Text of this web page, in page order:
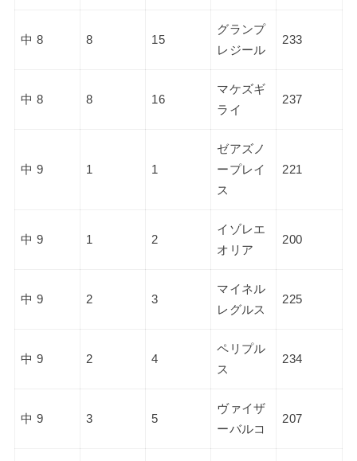
中 8 8 15
グランプ
レジール
233
中 8 8 16
マケズギ
ライ
237
中 9 1 1
ゼアズノ
ープレイ
ス
221
中 9 1 2
イゾレエ
オリア
200
中 9 2 3
マイネル
レグルス
225
中 9 2 4
ペリプル
ス
234
中 9 3 5
ヴァイザ
ーバルコ
207